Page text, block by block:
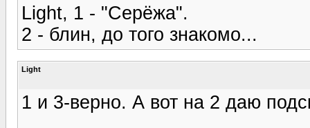
Light, 1 - "Серёжа".
2 - блин, до того знакомо...
Light
1 и 3-верно. А вот на 2 даю